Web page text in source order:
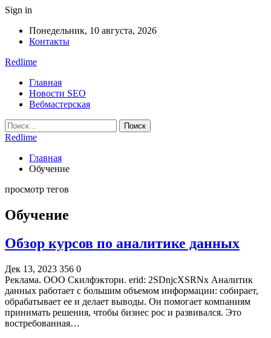
Sign in
Понедельник, 10 августа, 2026
Контакты
Redlime
Главная
Новости SEO
Вебмастерская
Redlime
Главная
Обучение
просмотр тегов
Обучение
Обзор курсов по аналитике данных
Дек 13, 2023 356 0
Реклама. ООО Скилфэктори. erid: 2SDnjcXSRNx Аналитик
данных работает с большим объемом информации: собирает,
обрабатывает ее и делает выводы. Он помогает компаниям
принимать решения, чтобы бизнес рос и развивался. Это
востребованная…